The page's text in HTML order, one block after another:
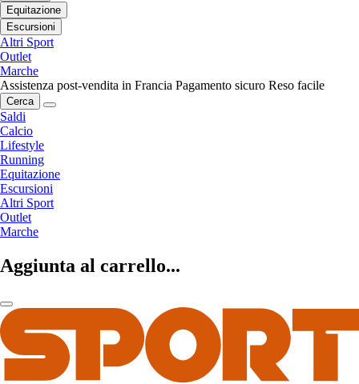
Equitazione
Escursioni
Altri Sport
Outlet
Marche
Assistenza post-vendita in Francia Pagamento sicuro Reso facile
Cerca
Saldi
Calcio
Lifestyle
Running
Equitazione
Escursioni
Altri Sport
Outlet
Marche
Aggiunta al carrello...